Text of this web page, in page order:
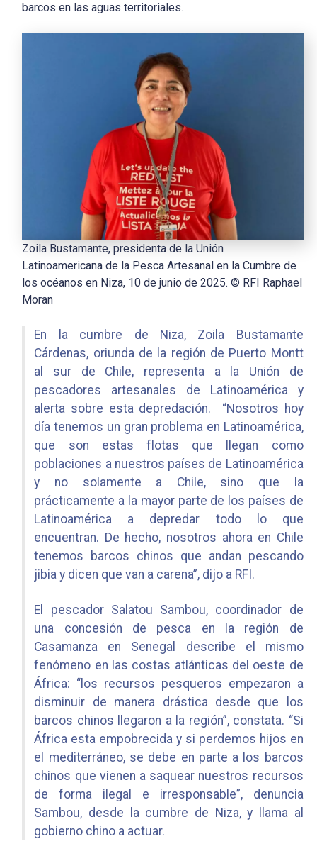
barcos en las aguas territoriales.
Zoila Bustamante, presidenta de la Unión
Latinoamericana de la Pesca Artesanal en la Cumbre de
los océanos en Niza, 10 de junio de 2025. © RFI Raphael
Moran
En la cumbre de Niza, Zoila Bustamante
Cárdenas, oriunda de la región de Puerto Montt
al sur de Chile, representa a la Unión de
pescadores artesanales de Latinoamérica y
alerta sobre esta depredación. “Nosotros hoy
día tenemos un gran problema en Latinoamérica,
que son estas flotas que llegan como
poblaciones a nuestros países de Latinoamérica
y no solamente a Chile, sino que la
prácticamente a la mayor parte de los países de
Latinoamérica a depredar todo lo que
encuentran. De hecho, nosotros ahora en Chile
tenemos barcos chinos que andan pescando
jibia y dicen que van a carena”, dijo a RFI.
El pescador Salatou Sambou, coordinador de
una concesión de pesca en la región de
Casamanza en Senegal describe el mismo
fenómeno en las costas atlánticas del oeste de
África: “los recursos pesqueros empezaron a
disminuir de manera drástica desde que los
barcos chinos llegaron a la región”, constata. “Si
África esta empobrecida y si perdemos hijos en
el mediterráneo, se debe en parte a los barcos
chinos que vienen a saquear nuestros recursos
de forma ilegal e irresponsable”, denuncia
Sambou, desde la cumbre de Niza, y llama al
gobierno chino a actuar.